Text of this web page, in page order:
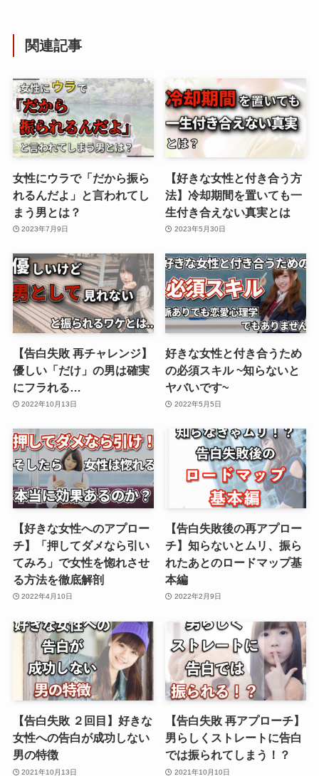
関連記事
女性にウラで「だから振ら
れるんだよ」と言われてし
まう男とは？
2023年7月9日
【好きな女性と付き合う方
法】冷却期間を置いても一
生付き合えない真実とは
2023年5月30日
【告白失敗 再チャレンジ】
優しい「だけ」の男は確実
にフラれる…
2022年10月13日
好きな女性と付き合うため
の必須スキル ~知らないと
ヤバいです~
2022年5月5日
【好きな女性へのアプロー
チ】「押してダメなら引い
てみろ」で女性を惚れさせ
る方法を徹底解剖
2022年4月10日
【告白失敗後の再アプロー
チ】知らないとムリ、振ら
れたあとのロードマップ基
本編
2022年2月9日
【告白失敗 ２回目】好きな
女性への告白が成功しない
男の特徴
2021年10月13日
【告白失敗 再アプローチ】
男らしくストレートに告白
では振られてしまう！？
2021年10月10日